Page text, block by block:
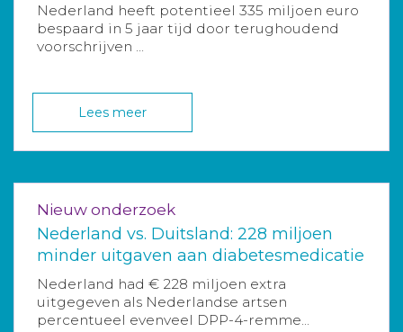
Nederland heeft potentieel 335 miljoen euro
bespaard in 5 jaar tijd door terughoudend
voorschrijven ...
Lees meer
Nieuw onderzoek
Nederland vs. Duitsland: 228 miljoen
minder uitgaven aan diabetesmedicatie
Nederland had € 228 miljoen extra
uitgegeven als Nederlandse artsen
percentueel evenveel DPP-4-remme...